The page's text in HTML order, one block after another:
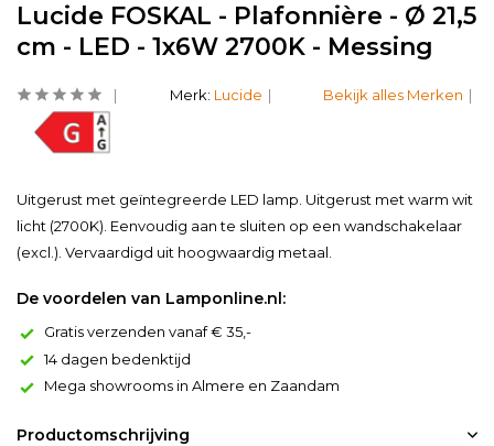
Lucide FOSKAL - Plafonnière - Ø 21,5
cm - LED - 1x6W 2700K - Messing
Merk: Lucide Bekijk alles Merken
Uitgerust met geïntegreerde LED lamp. Uitgerust met warm wit
licht (2700K). Eenvoudig aan te sluiten op een wandschakelaar
(excl.). Vervaardigd uit hoogwaardig metaal.
De voordelen van Lamponline.nl:
Gratis verzenden vanaf € 35,-
14 dagen bedenktijd
Mega showrooms in Almere en Zaandam
Productomschrijving